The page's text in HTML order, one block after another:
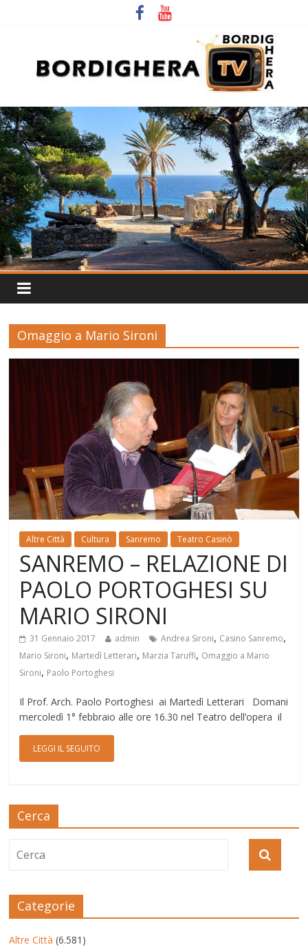
Omaggio a Mario Sironi
Altre Città Cultura Sanremo Teatro Casinò
SANREMO – RELAZIONE DI
PAOLO PORTOGHESI SU
MARIO SIRONI
31 Gennaio 2017 admin Andrea Sironi, Casino Sanremo,
Mario Sironi, Martedì Letterari, Marzia Taruffi, Omaggio a Mario
Sironi, Paolo Portoghesi
Il Prof. Arch. Paolo Portoghesi ai Martedì Letterari Domani
mercoledì 1° febbraio alle ore 16.30 nel Teatro dell’opera il
LEGGI IL SEGUITO
Cerca
Categorie
Altre Città (6.581)